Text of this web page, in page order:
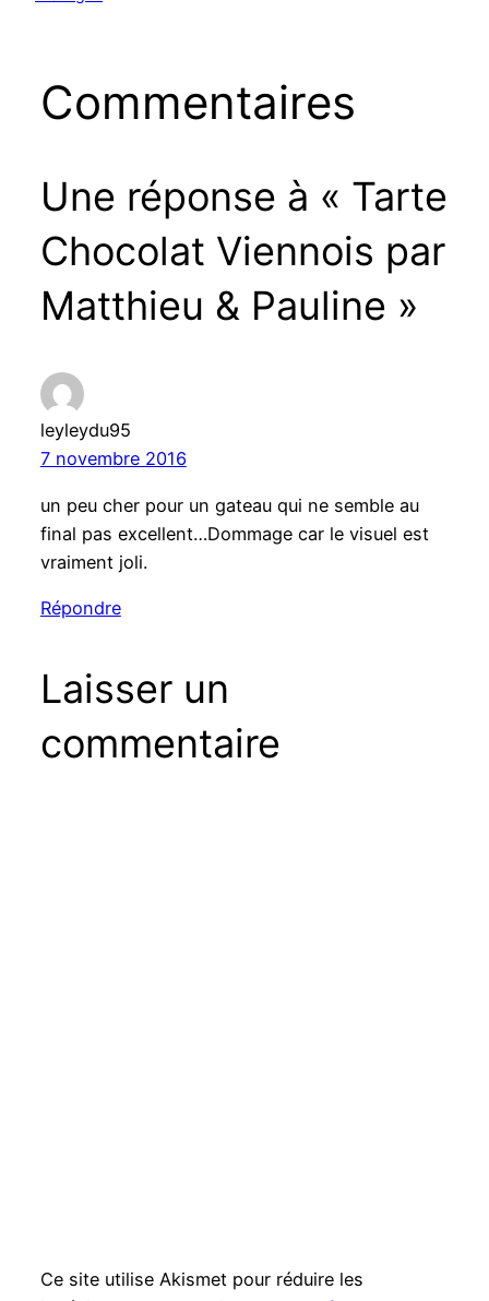
Commentaires
Une réponse à « Tarte
Chocolat Viennois par
Matthieu & Pauline »
leyleydu95
7 novembre 2016
un peu cher pour un gateau qui ne semble au
final pas excellent…Dommage car le visuel est
vraiment joli.
Répondre
Laisser un
commentaire
Ce site utilise Akismet pour réduire les